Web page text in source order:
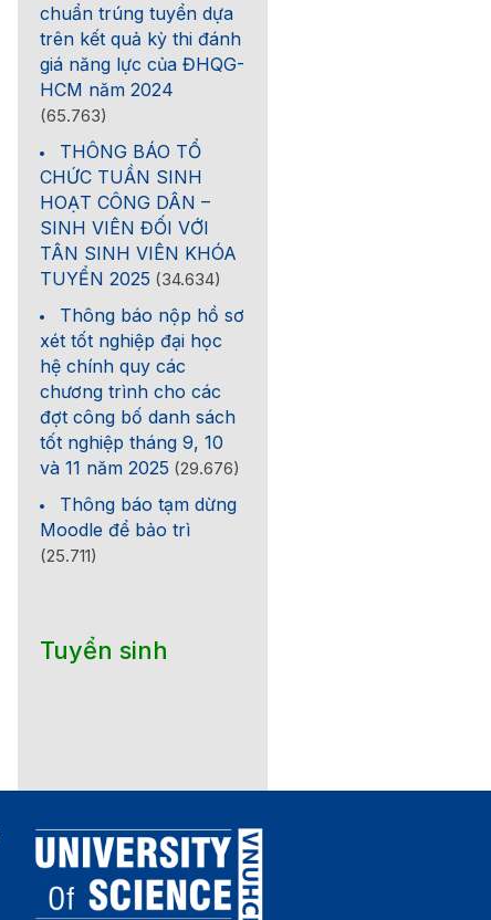
chuẩn trúng tuyển dựa
trên kết quả kỳ thi đánh
giá năng lực của ĐHQG-
HCM năm 2024
(65.763)
THÔNG BÁO TỔ
CHỨC TUẦN SINH
HOẠT CÔNG DÂN –
SINH VIÊN ĐỐI VỚI
TÂN SINH VIÊN KHÓA
TUYỂN 2025 (34.634)
Thông báo nộp hồ sơ
xét tốt nghiệp đại học
hệ chính quy các
chương trình cho các
đợt công bố danh sách
tốt nghiệp tháng 9, 10
và 11 năm 2025 (29.676)
Thông báo tạm dừng
Moodle để bảo trì
(25.711)
Tuyển sinh